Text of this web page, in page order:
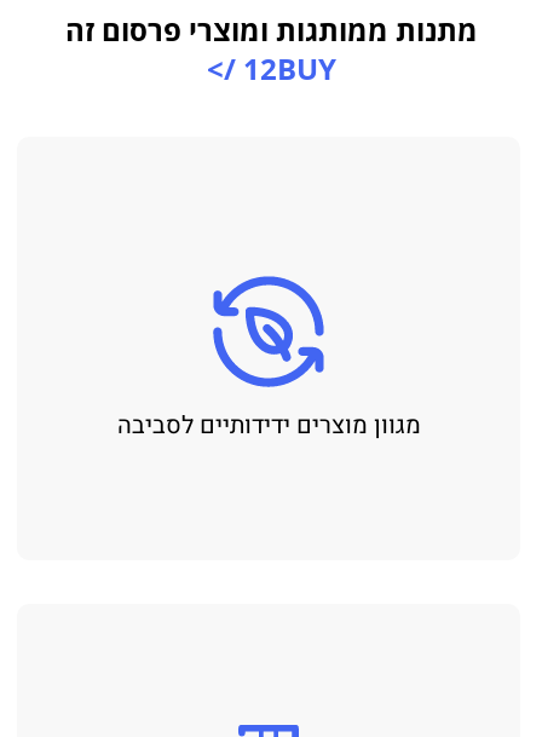
מתנות ממותגות ומוצרי פרסום זה
12BUY />
מגוון מוצרים ידידותיים לסביבה